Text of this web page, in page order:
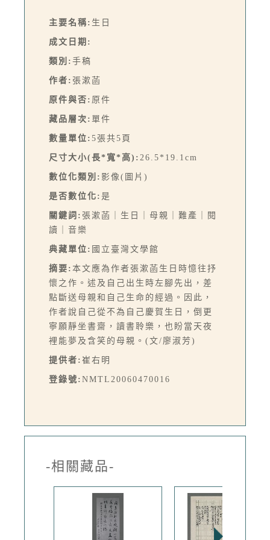
主要名稱: 生日
成文日期:
類別: 手稿
作者: 張漱菡
原件與否: 原件
藏品層次: 單件
數量單位: 5張共5頁
尺寸大小(長*寬*高): 26.5*19.1cm
數位化類別: 影像(圖片)
是否數位化: 是
關鍵詞: 張漱菡｜生日｜母親｜難產｜閱
讀｜音樂
典藏單位: 國立臺灣文學館
摘要: 本文應為作者張漱菡生日時憶往抒
懷之作。述及自己出生時左腳先出，差
點斷送母親和自己生命的經過。因此，
作者說自己從不為自己慶賀生日，倒更
寧願靜坐書齋，讀書聆樂，也盼當天夜
裡能夢及含笑的母親。(文/廖淑芳)
提供者: 崔右明
登錄號: NMTL20060470016
-相關藏品-